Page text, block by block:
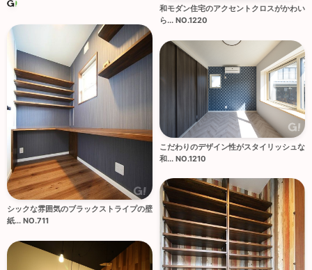
和モダン住宅のアクセントクロスがかわい
ら... NO.1220
シックな雰囲気のブラックストライプの壁
紙... NO.711
こだわりのデザイン性がスタイリッシュな
和... NO.1210